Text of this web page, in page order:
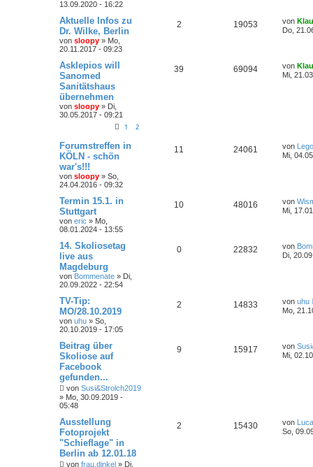
13.09.2020 - 16:22
Aktuelle Infos zu
Dr. Wilke, Berlin
von sloopy » Mo,
20.11.2017 - 09:23
2 19053 von
Do,
Asklepios will
Sanomed
Sanitätshaus
übernehmen
von sloopy » Di,
30.05.2017 - 09:21
1 2
39 69094 von
Mi,
Forumstreffen in
KÖLN - schön
war's!!!
von sloopy » So,
24.04.2016 - 09:32
11 24061 von
Mi,
Termin 15.1. in
Stuttgart
von eric » Mo,
08.01.2024 - 13:55
10 48016 von
Mi,
14. Skoliosetag
live aus
Magdeburg
von Bommenate » Di,
20.09.2022 - 22:54
0 22832 von
Di,
TV-Tip:
MO/28.10.2019
von uhu » So,
20.10.2019 - 17:05
2 14833 von uhu
Mo,
Beitrag über
Skoliose auf
Facebook
gefunden...
von Susi&Strolch2019
» Mo, 30.09.2019 -
05:48
9 15917 von
Mi,
Ausstellung
Fotoprojekt
"Schieflage" in
Berlin ab 12.01.18
von frau.dinkel » Di,
2 15430 von
So,